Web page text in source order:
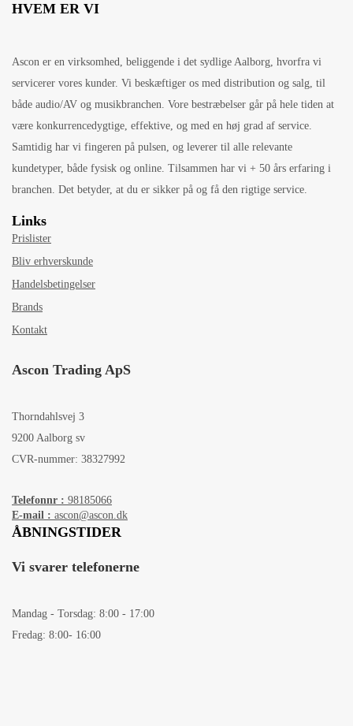
HVEM ER VI
Ascon er en virksomhed, beliggende i det sydlige Aalborg, hvorfra vi
servicerer vores kunder. Vi beskæftiger os med distribution og salg, til
både audio/AV og musikbranchen. Vore bestræbelser går på hele tiden at
være konkurrencedygtige, effektive, og med en høj grad af service.
Samtidig har vi fingeren på pulsen, og leverer til alle relevante
kundetyper, både fysisk og online. Tilsammen har vi + 50 års erfaring i
branchen. Det betyder, at du er sikker på og få den rigtige service.
Links
Prislister
Bliv erhverskunde
Handelsbetingelser
Brands
Kontakt
Ascon Trading ApS
Thorndahlsvej 3
9200 Aalborg sv
CVR-nummer: 38327992
Telefonnr : 98185066
E-mail : ascon@ascon.dk
ÅBNINGSTIDER
Vi svarer telefonerne
Mandag - Torsdag: 8:00 - 17:00
Fredag: 8:00- 16:00